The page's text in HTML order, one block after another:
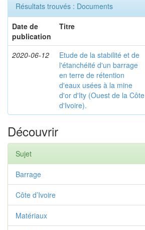
Résultats trouvés : Documents
Date de
publication
Titre
2020-06-12
Etude de la stabilité et de
l'étanchéité d'un barrage
en terre de rétention
d'eaux usées à la mine
d'or d'Ity (Ouest de la Côte
d'Ivoire).
Découvrir
Sujet
Barrage
Côte d’Ivoire
Matériaux